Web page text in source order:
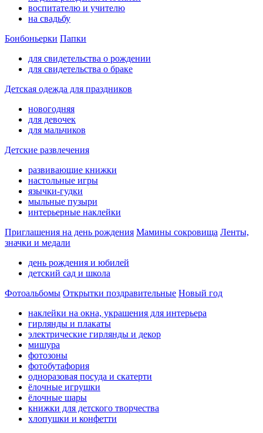
воспитателю и учителю
на свадьбу
Бонбоньерки Папки
для свидетельства о рождении
для свидетельства о браке
Детская одежда для праздников
новогодняя
для девочек
для мальчиков
Детские развлечения
развивающие книжки
настольные игры
язычки-гудки
мыльные пузыри
интерьерные наклейки
Приглашения на день рождения Мамины сокровища Ленты,
значки и медали
день рождения и юбилей
детский сад и школа
Фотоальбомы Открытки поздравительные Новый год
наклейки на окна, украшения для интерьера
гирлянды и плакаты
электрические гирлянды и декор
мишура
фотозоны
фотобутафория
одноразовая посуда и скатерти
ёлочные игрушки
ёлочные шары
книжки для детского творчества
хлопушки и конфетти